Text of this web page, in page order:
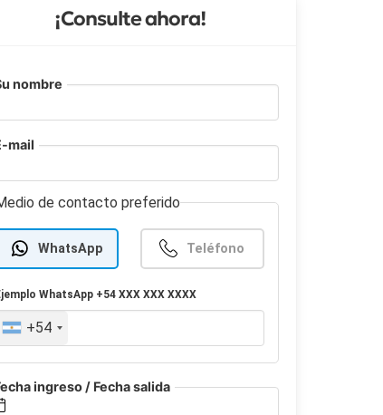
¡Consulte ahora!
nombre
mail
de contacto preferido
WhatsApp Teléfono
WhatsApp +54 XXX XXX XXXX
+54
ingreso / Fecha salida